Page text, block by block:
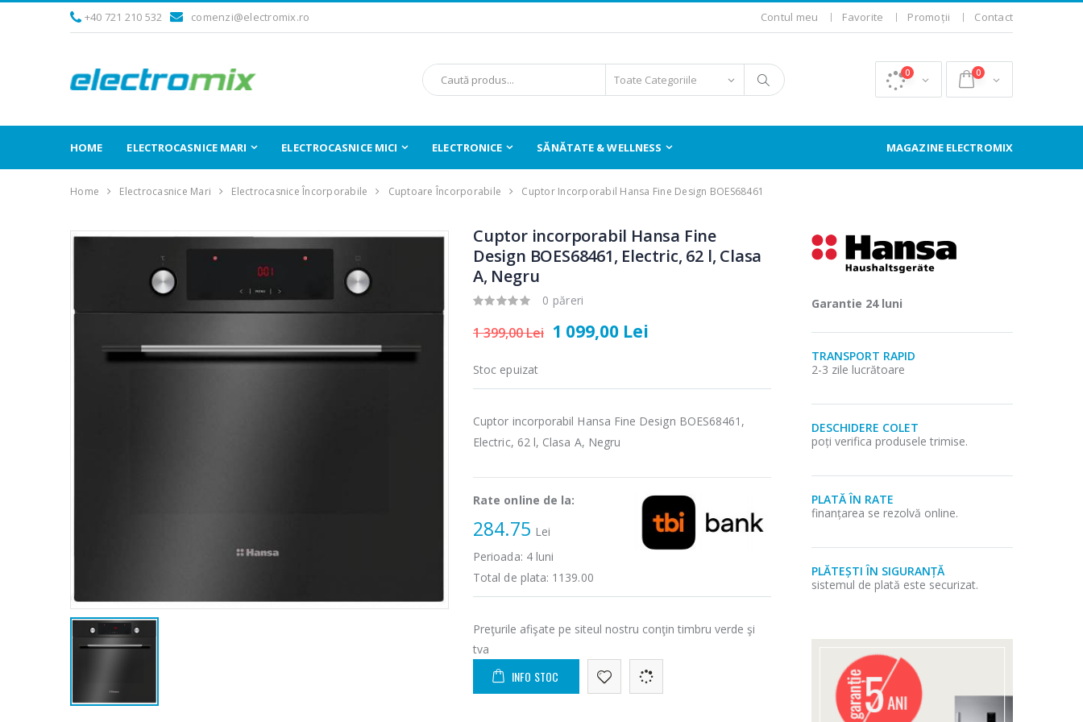
+40 721 210 532 comenzi@electromix.ro Contul meu Favorite Promoții Contact
0 0
HOME ELECTROCASNICE MARI ELECTROCASNICE MICI ELECTRONICE SĂNĂTATE & WELLNESS MAGAZINE ELECTROMIX
Home Electrocasnice Mari Electrocasnice Încorporabile Cuptoare Încorporabile Cuptor Incorporabil Hansa Fine Design BOES68461
Cuptor incorporabil Hansa Fine
Design BOES68461, Electric, 62 l, Clasa
A, Negru
0 păreri
1 399,00 Lei 1 099,00 Lei
Stoc epuizat
Cuptor incorporabil Hansa Fine Design BOES68461,
Electric, 62 l, Clasa A, Negru
Rate online de la:
284.75 Lei
Perioada: 4luni
Total de plata: 1139.00
Preţurile afişate pe siteul nostru conţin timbru verde şi
tva
INFO STOC
Garantie 24 luni
TRANSPORT RAPID
2-3 zile lucrătoare
DESCHIDERE COLET
poți verifica produsele trimise.
PLATĂ ÎN RATE
finanțarea se rezolvă online.
PLĂTEȘTI ÎN SIGURANȚĂ
sistemul de plată este securizat.